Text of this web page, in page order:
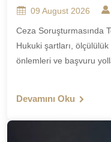
09 August 2026
Ceza Soruşturmasında
Hukuki şartları,
önlemleri ve başvuru
Devamını Oku